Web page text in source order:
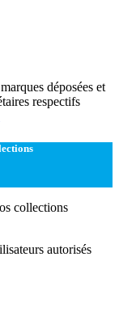
déposées et
respectifs
collections
autorisés